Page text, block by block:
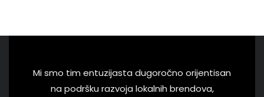
Mi smo tim entuzijasta dugoročno orijentisan
na podršku razvoja lokalnih brendova,